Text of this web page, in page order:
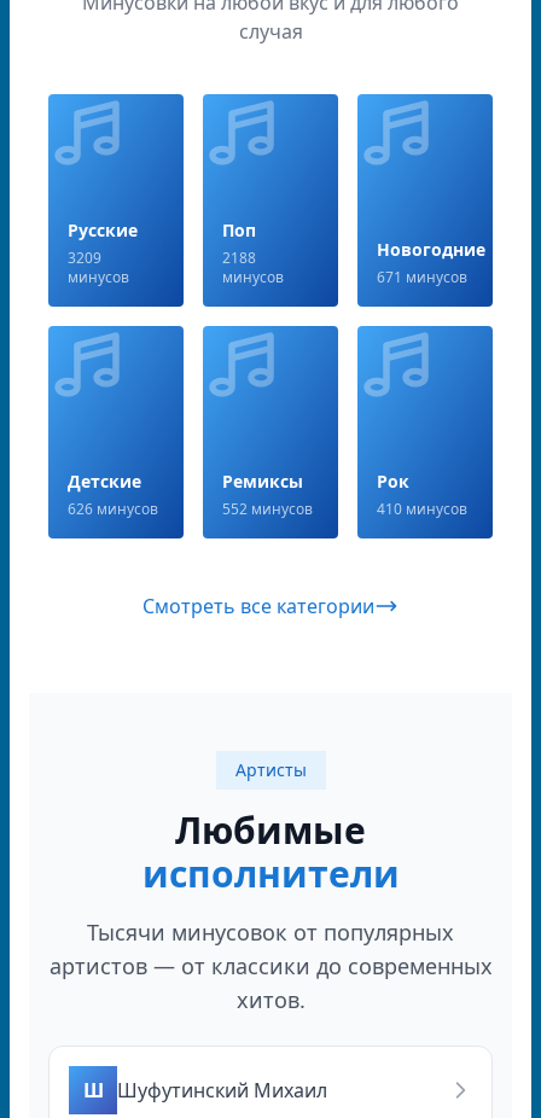
случая
Русские
3209
минусов
Поп
2188
минусов
Новогодние
671 минусов
Детские
626 минусов
Ремиксы
552 минусов
Рок
410 минусов
Смотреть все категории
Артисты
Любимые
исполнители
Тысячи минусовок от популярных
артистов — от классики до современных
хитов.
Ш Шуфутинский Михаил